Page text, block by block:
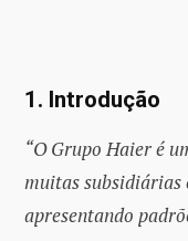
1. Introdução
“O Grupo Haier é
muitas subsidiárias
apresentando